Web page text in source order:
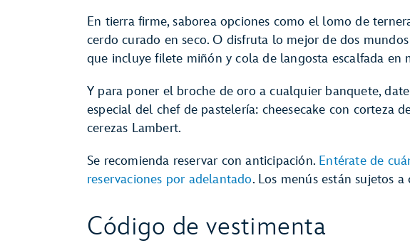
En tierra firme, saborea opciones como el lomo de
cerdo curado en seco. O disfruta lo mejor de dos
que incluye filete miñón y cola de langosta escalfada en
Y para poner el broche de oro a cualquier banquete,
especial del chef de pastelería: cheesecake con corteza
cerezas Lambert.
Se recomienda reservar con anticipación. Entérate de
reservaciones por adelantado. Los menús están sujetos a
Código de vestimenta